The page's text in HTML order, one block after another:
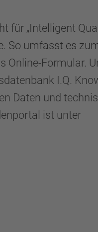
für „Intelligent
So umfasst es
Online-Formular.
I.Q.
Daten und
ist unter